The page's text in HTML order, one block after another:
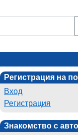
Регистрация на
Вход
Регистрация
Знакомство с